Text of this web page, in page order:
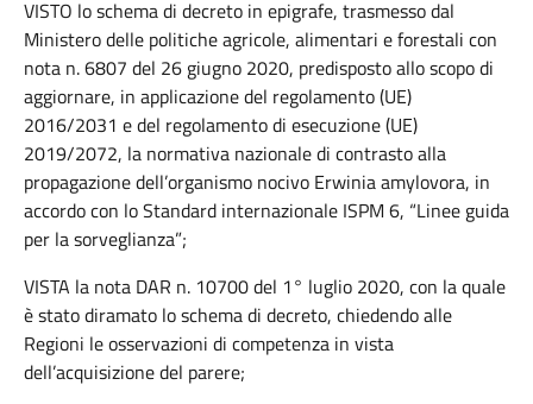
VISTO lo schema di decreto in epigrafe, trasmesso dal
Ministero delle politiche agricole, alimentari e forestali con
nota n. 6807 del 26 giugno 2020, predisposto allo scopo di
aggiornare, in applicazione del regolamento (UE)
2016/2031 e del regolamento di esecuzione (UE)
2019/2072, la normativa nazionale di contrasto alla
propagazione dell’organismo nocivo Erwinia amylovora, in
accordo con lo Standard internazionale ISPM 6, “Linee guida
per la sorveglianza”;
VISTA la nota DAR n. 10700 del 1° luglio 2020, con la quale
è stato diramato lo schema di decreto, chiedendo alle
Regioni le osservazioni di competenza in vista
dell’acquisizione del parere;